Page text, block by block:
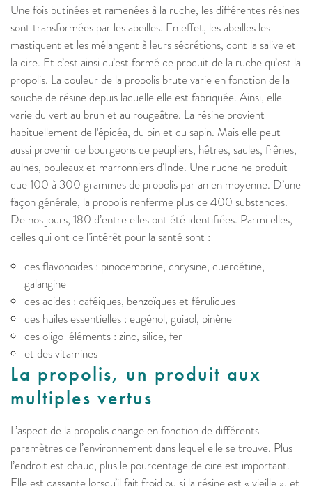
Une fois butinées et ramenées à la ruche, les différentes résines
sont transformées par les abeilles. En effet, les abeilles les
mastiquent et les mélangent à leurs sécrétions, dont la salive et
la cire. Et c’est ainsi qu’est formé ce produit de la ruche qu’est la
propolis. La couleur de la propolis brute varie en fonction de la
souche de résine depuis laquelle elle est fabriquée. Ainsi, elle
varie du vert au brun et au rougeâtre. La résine provient
habituellement de l'épicéa, du pin et du sapin. Mais elle peut
aussi provenir de bourgeons de peupliers, hêtres, saules, frênes,
aulnes, bouleaux et marronniers d'Inde. Une ruche ne produit
que 100 à 300 grammes de propolis par an en moyenne. D’une
façon générale, la propolis renferme plus de 400 substances.
De nos jours, 180 d’entre elles ont été identifiées. Parmi elles,
celles qui ont de l’intérêt pour la santé sont :
des flavonoïdes : pinocembrine, chrysine, quercétine,
galangine
des acides : caféiques, benzoïques et féruliques
des huiles essentielles : eugénol, guiaol, pinène
des oligo-éléments : zinc, silice, fer
et des vitamines
La propolis, un produit aux
multiples vertus
L’aspect de la propolis change en fonction de différents
paramètres de l’environnement dans lequel elle se trouve. Plus
l’endroit est chaud, plus le pourcentage de cire est important.